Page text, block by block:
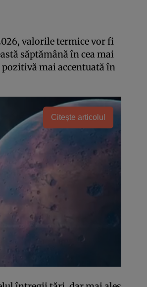
valorile termice vor fi
săptămână în cea mai
mai accentuată în
Citește articolul